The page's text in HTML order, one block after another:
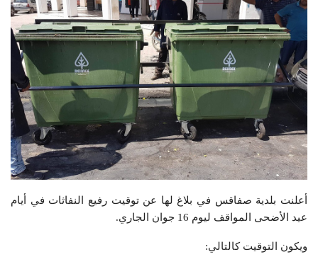
أعلنت بلدية صفاقس في بلاغ لها عن توقيت رفيع النفاثات في أيام
عيد الأضحى المواقف ليوم 16 جوان الجاري.
ويكون التوقيت كالتالي: